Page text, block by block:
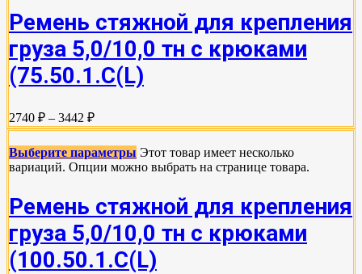
Ремень стяжной для крепления
груза 5,0/10,0 тн с крюками
(75.50.1.C(L)
2740 ₽ – 3442 ₽
Выберите параметры Этот товар имеет несколько
вариаций. Опции можно выбрать на странице товара.
Ремень стяжной для крепления
груза 5,0/10,0 тн с крюками
(100.50.1.С(L)